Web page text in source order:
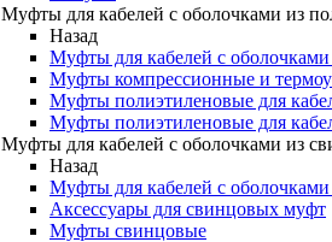
Муфты для кабелей с оболочками из
Назад
Муфты для кабелей с оболочками
Муфты компрессионные и
Муфты полиэтиленовые для
Муфты полиэтиленовые для
Муфты для кабелей с оболочками из
Назад
Муфты для кабелей с
Аксессуары для свинцовых муфт
Муфты свинцовые